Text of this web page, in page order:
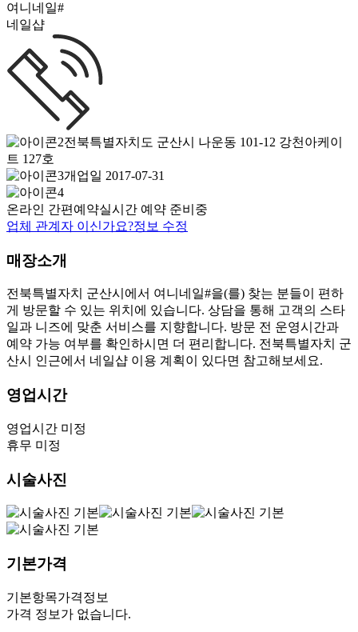
여니네일#
네일샵
전북특별자치도 군산시 나운동 101-12 강천아케이
트 127호
개업일 2017-07-31
온라인 간편예약실시간 예약 준비중
업체 관계자 이신가요?정보 수정
매장소개
전북특별자치 군산시에서 여니네일#을(를) 찾는 분들이 편하
게 방문할 수 있는 위치에 있습니다. 상담을 통해 고객의 스타
일과 니즈에 맞춘 서비스를 지향합니다. 방문 전 운영시간과
예약 가능 여부를 확인하시면 더 편리합니다. 전북특별자치 군
산시 인근에서 네일샵 이용 계획이 있다면 참고해보세요.
영업시간
영업시간 미정
휴무 미정
시술사진
기본가격
기본항목가격정보
가격 정보가 없습니다.